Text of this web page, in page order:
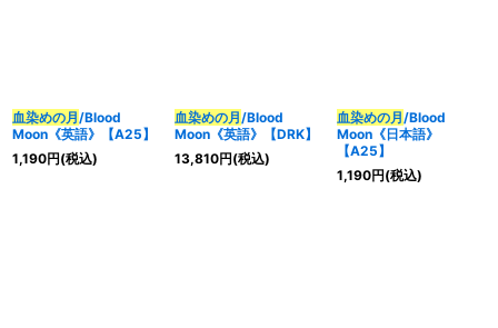
血染めの月/Blood
Moon《英語》【A25】
1,190円(税込)
血染めの月/Blood
Moon《英語》【DRK】
13,810円(税込)
血染めの月/Blood
Moon《日本語》
【A25】
1,190円(税込)